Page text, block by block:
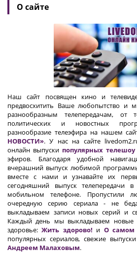
О сайте
Наш сайт посвящен кино и
предвосхитить Ваше любопытство и
разнообразным телепередачам, от
политических и новостных
разнообразие телеэфира на нашем
НОВОСТИ». У нас на сайте
онлайн выпуски популярных телешоу
эфиров. Благодаря удобной
вчерашний выпуск любимой
вместе с нами и узнавайте их
сегодняшний выпуск телепередачи
мобильном телефоне. Пропустили
очередную серию сериала - не
выкладываем записи новых серий и
Каждый день мы выкладываем новые
здоровье:Жить здорово! и О самом
популярных сериалов, свежие
Андреем Малаховым.